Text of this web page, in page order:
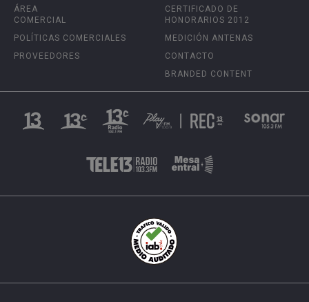
ÁREA
COMERCIAL
POLÍTICAS COMERCIALES
PROVEEDORES
CERTIFICADO DE
HONORARIOS 2012
MEDICIÓN ANTENAS
CONTACTO
BRANDED CONTENT